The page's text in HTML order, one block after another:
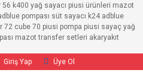
k400 yağ sayacı piusi ürünleri mazot
pompası süt sayacı k24 adblue
72 cube 70 piusi pompa piusi sayaç yağ
mazot transfer setleri akaryakıt
Giriş Yap Üye Ol